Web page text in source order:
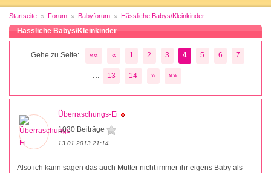
Startseite Forum Babyforum Hässliche Babys/Kleinkinder
Hässliche Babys/Kleinkinder
Gehe zu Seite: «« « 1 2 3 4 5 6 7
13 14 » »»
Überraschungs-Ei
1030 Beiträge
13.01.2013 21:14
Also ich kann sagen das auch Mütter nicht immer ihr eigens Baby als